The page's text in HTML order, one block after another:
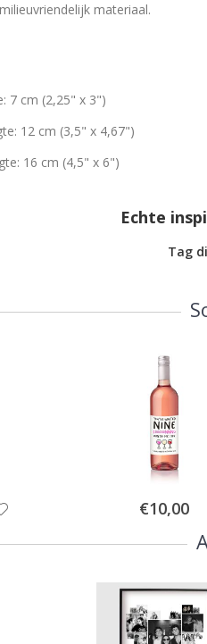
materiaal.
7 cm (2,25" x 3")
12 cm (3,5" x 4,67")
16 cm (4,5" x 6")
Echte
Tag
Special
Price
€10,00